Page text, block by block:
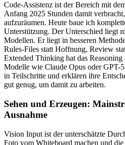
Code-Assistenz ist der Bereich mit
Anfang 2025 Stunden damit
aufzuräumen. Heute baue ich
Unterstützung. Der Unterschied liegt
Modellen. Er liegt in besseren
Rules-Files statt Hoffnung, Review
Extended Thinking hat das
Modelle wie Claude Opus oder GPT-
in Teilschritte und erklären ihre
gut genug, um damit zu arbeiten.
Sehen und Erzeugen:
Ausnahme
Vision Input ist der unterschätzte
Foto vom Whiteboard machen und